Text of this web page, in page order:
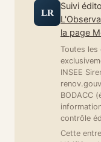
LR
Suivi
la page
Toutes les
INSEE
BODACC
contrôle
Cette